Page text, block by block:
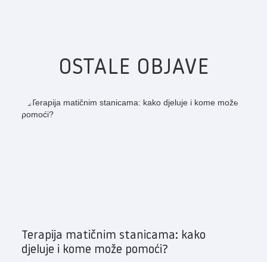
OSTALE OBJAVE
Terapija matičnim stanicama: kako
djeluje i kome može pomoći?